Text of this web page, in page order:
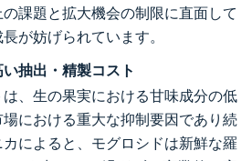
課題と拡大機会の制限に直面して
が妨げられています。
抽出・精製コスト
、生の果実における甘味成分の低
における重大な抑制要因であり続
によると、モグロシドは新鮮な羅